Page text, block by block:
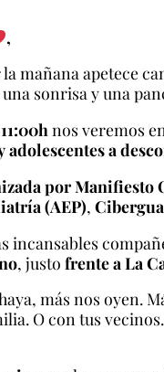
,
mañana apetece
sonrisa y una
nos veremos en
adolescentes a
por Manifiesto
(AEP),
incansables
, justo frente a La
más nos oyen.
O con tus